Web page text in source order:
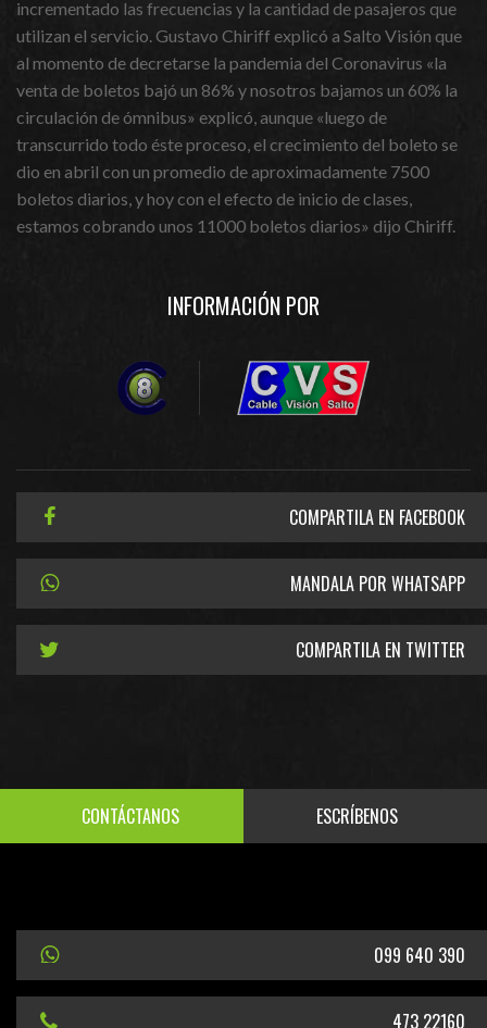
incrementado las frecuencias y la cantidad de pasajeros que
utilizan el servicio. Gustavo Chiriff explicó a Salto Visión que
al momento de decretarse la pandemia del Coronavirus «la
venta de boletos bajó un 86% y nosotros bajamos un 60% la
circulación de ómnibus» explicó, aunque «luego de
transcurrido todo éste proceso, el crecimiento del boleto se
dio en abril con un promedio de aproximadamente 7500
boletos diarios, y hoy con el efecto de inicio de clases,
estamos cobrando unos 11000 boletos diarios» dijo Chiriff.
INFORMACIÓN POR
COMPARTILA EN FACEBOOK
MANDALA POR WHATSAPP
COMPARTILA EN TWITTER
CONTÁCTANOS ESCRÍBENOS
099 640 390
473 22160